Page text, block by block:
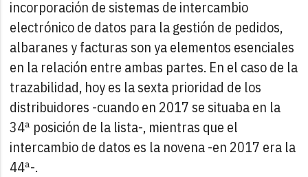
incorporación de sistemas de intercambio
electrónico de datos para la gestión de pedidos,
albaranes y facturas son ya elementos esenciales
en la relación entre ambas partes. En el caso de la
trazabilidad, hoy es la sexta prioridad de los
distribuidores -cuando en 2017 se situaba en la
34ª posición de la lista-, mientras que el
intercambio de datos es la novena -en 2017 era la
44ª-.